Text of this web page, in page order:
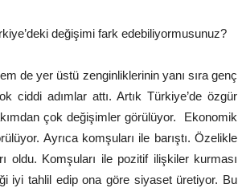
değişimi fark edebiliyormusunuz?
de yer üstü zenginliklerinin yanı sıra genç
ciddi adımlar attı. Artık Türkiye’de özgür
çok değişimler görülüyor. Ekonomik
Ayrıca komşuları ile barıştı. Özelikle
oldu. Komşuları ile pozitif ilişkiler kurması
iyi tahlil edip ona göre siyaset üretiyor. Bu